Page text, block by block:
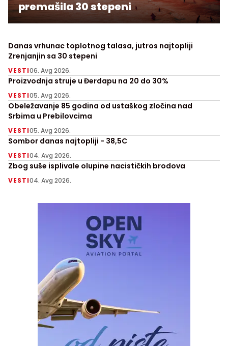
premašila 30 stepeni
Danas vrhunac toplotnog talasa, jutros najtopliji
Zrenjanjin sa 30 stepeni
VESTI06. Avg 2026.
Proizvodnja struje u Đerdapu na 20 do 30%
VESTI05. Avg 2026.
Obeležavanje 85 godina od ustaškog zločina nad
Srbima u Prebilovcima
VESTI05. Avg 2026.
Sombor danas najtopliji - 38,5C
VESTI04. Avg 2026.
Zbog suše isplivale olupine nacističkih brodova
VESTI04. Avg 2026.